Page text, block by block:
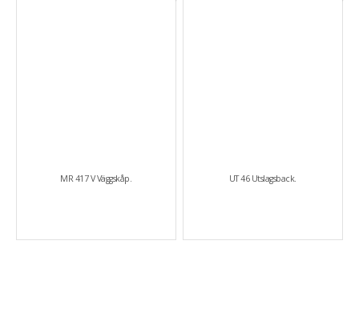
MR 417 V Väggskåp. UT 46 Utslagsback.